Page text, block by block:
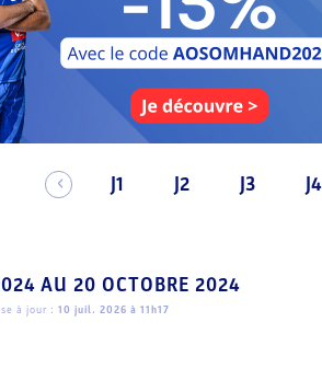
J1 J2 J3 J4
AU 20 OCTOBRE 2024
à jour : 10 juil. 2026 à 11h17